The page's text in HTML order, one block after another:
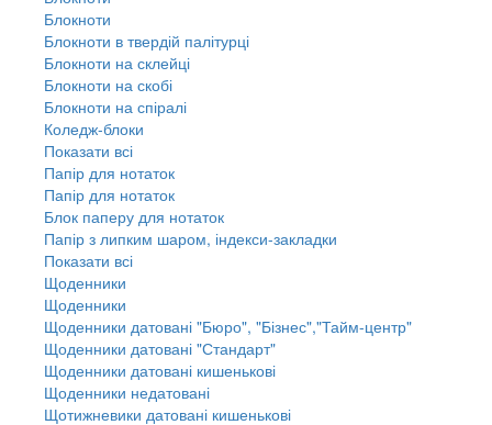
Блокноти
Блокноти в твердій палітурці
Блокноти на склейці
Блокноти на скобі
Блокноти на спіралі
Коледж-блоки
Показати всі
Папір для нотаток
Папір для нотаток
Блок паперу для нотаток
Папір з липким шаром, індекси-закладки
Показати всі
Щоденники
Щоденники
Щоденники датовані "Бюро", "Бізнес","Тайм-центр"
Щоденники датовані "Стандарт"
Щоденники датовані кишенькові
Щоденники недатовані
Щотижневики датовані кишенькові